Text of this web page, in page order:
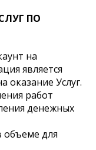
ПО
на
является
оказание Услуг.
работ
денежных
объеме для